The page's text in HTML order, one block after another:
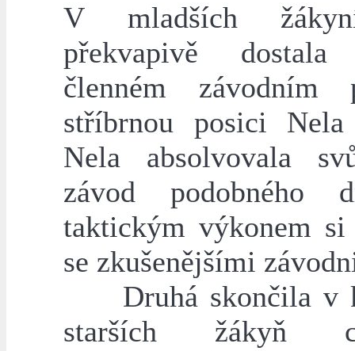
V mladších
překvapivě
členném
stříbrnou posici Nela
Nela absolvovala
závod podobného
taktickým výkonem si
se zkušenějšími
Druhá skončila v
starších žákyň